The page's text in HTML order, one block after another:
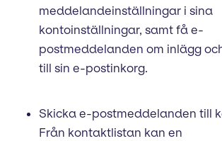
meddelandeinställningar i sina
kontoinställningar, samt få e-
postmeddelanden om inlägg
till sin e-postinkorg.
Skicka e-postmeddelanden till
Från kontaktlistan kan en